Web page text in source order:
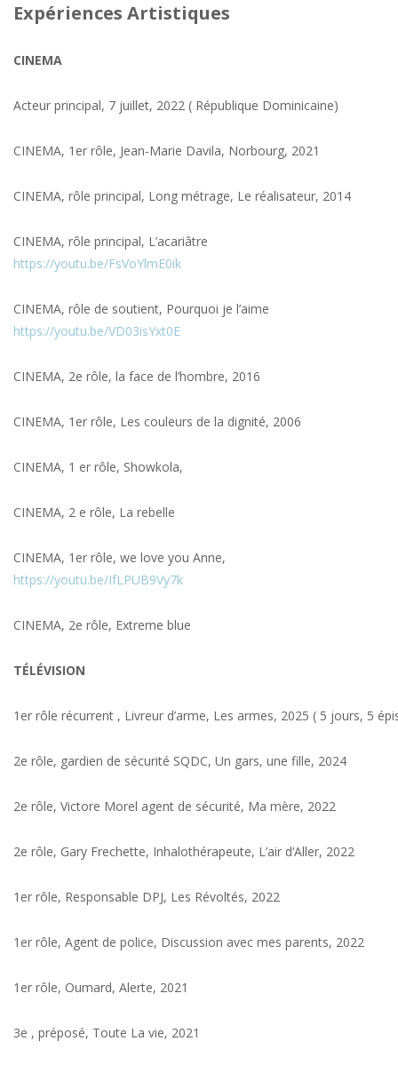
Expériences Artistiques
CINEMA
Acteur principal, 7 juillet, 2022 ( République Dominicaine)
CINEMA, 1er rôle, Jean-Marie Davila, Norbourg, 2021
CINEMA, rôle principal, Long métrage, Le réalisateur, 2014
CINEMA, rôle principal, L’acariâtre
https://youtu.be/FsVoYlmE0ik
CINEMA, rôle de soutient, Pourquoi je l’aime
https://youtu.be/VD03isYxt0E
CINEMA, 2e rôle, la face de l’hombre, 2016
CINEMA, 1er rôle, Les couleurs de la dignité, 2006
CINEMA, 1 er rôle, Showkola,
CINEMA, 2 e rôle, La rebelle
CINEMA, 1er rôle, we love you Anne,
https://youtu.be/IfLPUB9Vy7k
CINEMA, 2e rôle, Extreme blue
TÉLÉVISION
1er rôle récurrent , Livreur d’arme, Les armes, 2025 ( 5 jours, 5
2e rôle, gardien de sécurité SQDC, Un gars, une fille, 2024
2e rôle, Victore Morel agent de sécurité, Ma mère, 2022
2e rôle, Gary Frechette, Inhalothérapeute, L’air d’Aller, 2022
1er rôle, Responsable DPJ, Les Révoltés, 2022
1er rôle, Agent de police, Discussion avec mes parents, 2022
1er rôle, Oumard, Alerte, 2021
3e , préposé, Toute La vie, 2021